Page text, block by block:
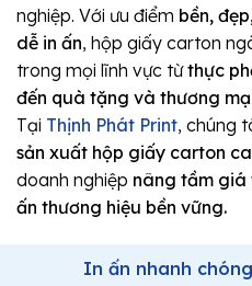
nghiệp. Với ưu điểm bền,
dễ in ấn, hộp giấy carton
trong mọi lĩnh vực từthực
đến quà tặng và thương
Tại Thịnh Phát Print, chúng
sản xuất hộp giấy carton
doanh nghiệp nâng tầm giá
ấn thương hiệu bền vững.
In ấn nhanh